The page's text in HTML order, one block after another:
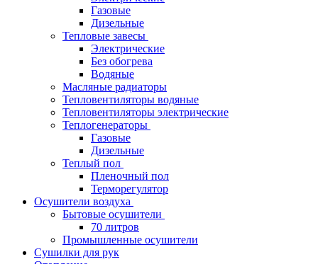
Газовые
Дизельные
Тепловые завесы
Электрические
Без обогрева
Водяные
Масляные радиаторы
Тепловентиляторы водяные
Тепловентиляторы электрические
Теплогенераторы
Газовые
Дизельные
Теплый пол
Пленочный пол
Терморегулятор
Осушители воздуха
Бытовые осушители
70 литров
Промышленные осушители
Сушилки для рук